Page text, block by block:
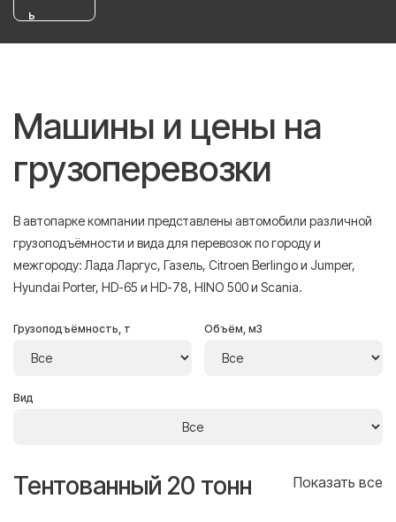
ь
Машины и цены на
грузоперевозки
В автопарке компании представлены автомобили различной
грузоподъёмности и вида для перевозок по городу и
межгороду: Лада Ларгус, Газель, Citroen Berlingo и Jumper,
Hyundai Porter, HD-65 и HD-78, HINO 500 и Scania.
Грузоподъёмность, т Объём, м3
Вид
Тентованный 20 тонн Показать все